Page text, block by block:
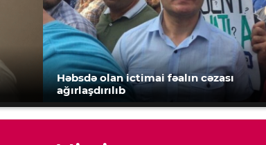
Həbsdə olan ictimai fəalın cəzası
ağırlaşdırılıb